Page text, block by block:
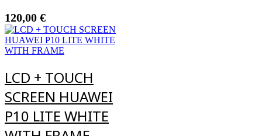
120,00 €
LCD + TOUCH
SCREEN HUAWEI
P10 LITE WHITE